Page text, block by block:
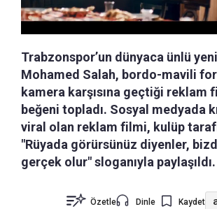
Trabzonspor’un dünyaca ünlü
Mohamed Salah, bordo-mavili
kamera karşısına geçtiği reklam
beğeni topladı. Sosyal medyada
viral olan reklam filmi, kulüp
"Rüyada görürsünüz diyenler,
gerçek olur" sloganıyla paylaşıldı.
Özetle Dinle Kaydet